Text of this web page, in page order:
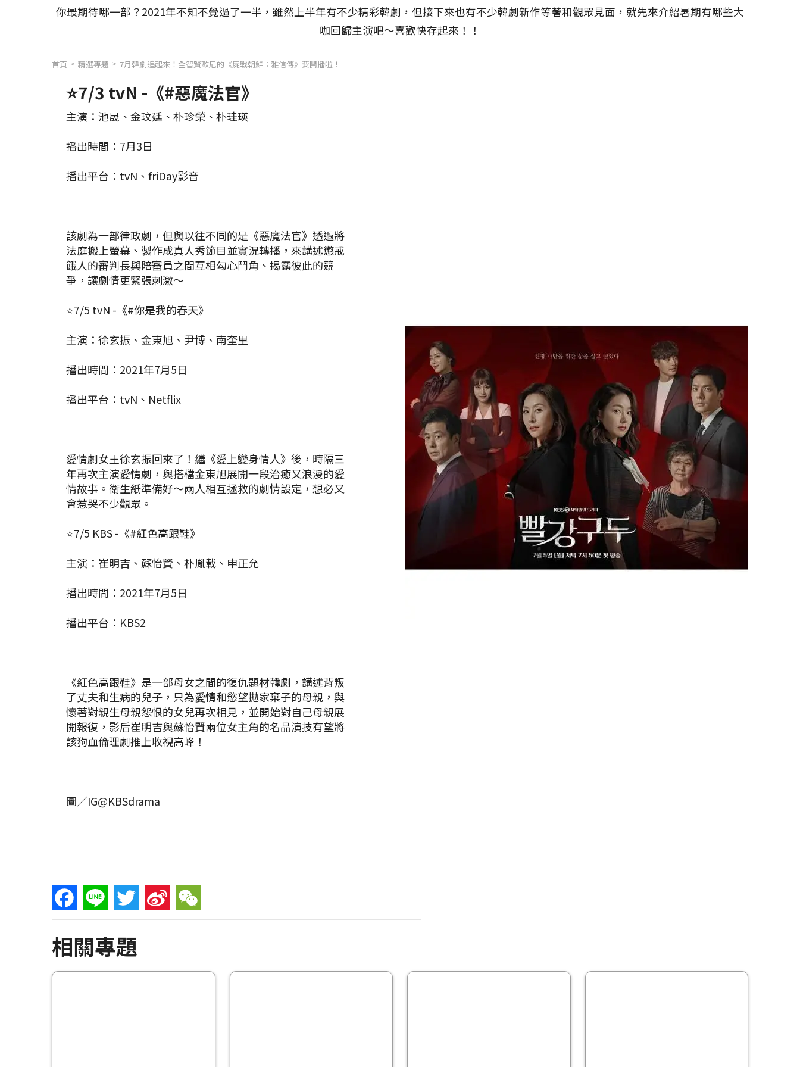
你最期待哪一部？2021年不知不覺過了一半，雖然上半年有不少精彩韓劇，但接下來也有不少韓劇新作等著和觀眾見面，就先來介紹暑期有哪些大
咖回歸主演吧～喜歡快存起來！！
首頁 精選專題 7月韓劇追起來！全智賢歐尼的《屍戰朝鮮：雅信傳》要開播啦！
⭐7/3 tvN -《#惡魔法官》
主演：池晟、金玟廷、朴珍榮、朴珪瑛
播出時間：7月3日
播出平台：tvN、friDay影音
該劇為一部律政劇，但與以往不同的是《惡魔法官》透過將
法庭搬上螢幕、製作成真人秀節目並實況轉播，來講述懲戒
餓人的審判長與陪審員之間互相勾心鬥角、揭露彼此的競
爭，讓劇情更緊張刺激～
⭐7/5 tvN -《#你是我的春天》
主演：徐玄振、金東旭、尹博、南奎里
播出時間：2021年7月5日
播出平台：tvN、Netflix
愛情劇女王徐玄振回來了！繼《愛上變身情人》後，時隔三
年再次主演愛情劇，與搭檔金東旭展開一段治癒又浪漫的愛
情故事。衛生紙準備好～兩人相互拯救的劇情設定，想必又
會惹哭不少觀眾。
⭐7/5 KBS -《#紅色高跟鞋》
主演：崔明吉、蘇怡賢、朴胤載、申正允
播出時間：2021年7月5日
播出平台：KBS2
《紅色高跟鞋》是一部母女之間的復仇題材韓劇，講述背叛
了丈夫和生病的兒子，只為愛情和慾望拋家棄子的母親，與
懷著對親生母親怨恨的女兒再次相見，並開始對自己母親展
開報復，影后崔明吉與蘇怡賢兩位女主角的名品演技有望將
該狗血倫理劇推上收視高峰！
圖／IG@KBSdrama
Facebook
Line TwitterSina
WeChat
相關專題